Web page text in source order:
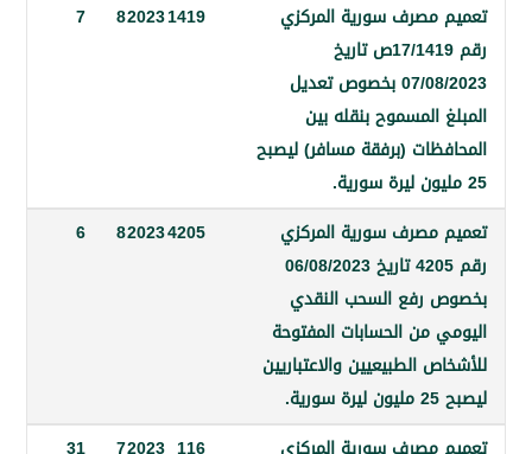
سورية المركزي
رقم 17/1419ص تاريخ
07/08/2023 بخصوص تعديل
المسموح بنقله بين
(برفقة مسافر) ليصبح
1419
7
سورية المركزي
رقم 4205 تاريخ 06/08/2023
رفع السحب النقدي
من الحسابات المفتوحة
الطبيعيين والاعتباريين
4205
6